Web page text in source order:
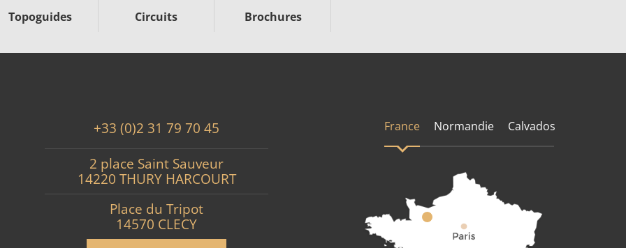
Topoguides Circuits Brochures
+33 (0)2 31 79 70 45
2 place Saint Sauveur
14220 THURY HARCOURT
Place du Tripot
14570 CLECY
France Normandie Calvados